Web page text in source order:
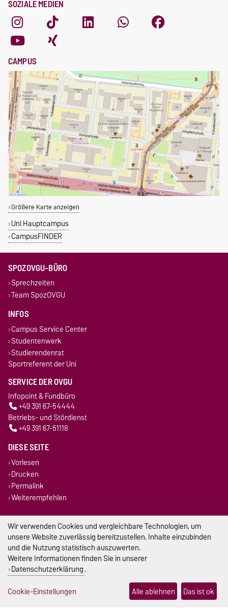
SOZIALE MEDIEN
CAMPUS
Größere Karte anzeigen
Uni Hauptcampus
CampusFINDER
SPOZOVGU-BÜRO
Sprechzeiten
Team SpozOVGU
INFOS
Campus Service Center
Studentenwerk
Studierendenrat
Sportreferent der Uni
SERVICE DER OVGU
Infopoint & Fundbüro
+49 391 67-54444
Betriebs- und Stördienst
+49 391 67-51118
DIESE SEITE
Vorlesen
Drucken
Permalink
Weiterempfehlen
Impressum
Datenschutz
Barrierefreiheit
Cookie-Einstellungen
Wir verwenden Cookies und vergleichbare Technologien, um
unsere Website zuverlässig bereitzustellen, Inhalte einzubinden
und die Nutzung statistisch auszuwerten.
Weitere Informationen finden Sie in unserer
Datenschutzerklärung.
Cookie-Einstellungen
Alle ablehnen Das ist ok